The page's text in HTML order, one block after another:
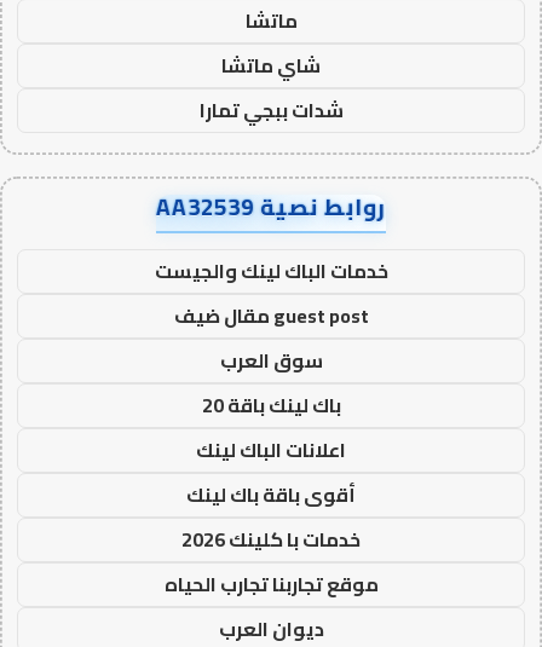
ماتشا
شاي ماتشا
شدات ببجي تمارا
روابط نصية AA32539
خدمات الباك لينك والجيست
guest post مقال ضيف
سوق العرب
باك لينك باقة 20
اعلانات الباك لينك
أقوى باقة باك لينك
خدمات با كلينك 2026
موقع تجاربنا تجارب الحياه
ديوان العرب